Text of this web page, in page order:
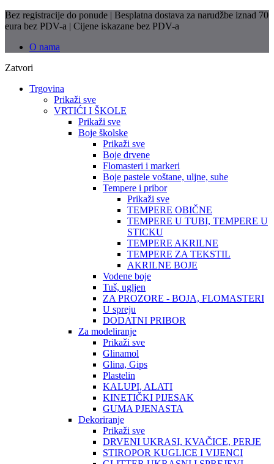
Bez registracije do ponude | Besplatna dostava za narudžbe iznad 70
eura bez PDV-a | Cijene iskazane bez PDV-a
O nama
Zatvori
Trgovina
Prikaži sve
VRTIĆI I ŠKOLE
Prikaži sve
Boje školske
Prikaži sve
Boje drvene
Flomasteri i markeri
Boje pastele voštane, uljne, suhe
Tempere i pribor
Prikaži sve
TEMPERE OBIČNE
TEMPERE U TUBI, TEMPERE U
STICKU
TEMPERE AKRILNE
TEMPERE ZA TEKSTIL
AKRILNE BOJE
Vodene boje
Tuš, ugljen
ZA PROZORE - BOJA, FLOMASTERI
U spreju
DODATNI PRIBOR
Za modeliranje
Prikaži sve
Glinamol
Glina, Gips
Plastelin
KALUPI, ALATI
KINETIČKI PIJESAK
GUMA PJENASTA
Dekoriranje
Prikaži sve
DRVENI UKRASI, KVAČICE, PERJE
STIROPOR KUGLICE I VIJENCI